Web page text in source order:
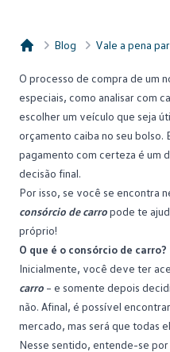
Blog Vale a pena
O processo de compra de um
especiais, como analisar com
escolher um veículo que seja
orçamento caiba no seu bolso.
pagamento com certeza é um
decisão final.
Por isso, se você se encontra
consórcio de carropode te
próprio!
O que é o consórcio de carro?
Inicialmente, você deve ter
carro – e somente depois
não. Afinal, é possível
mercado, mas será que todas
Nesse sentido, entende-se